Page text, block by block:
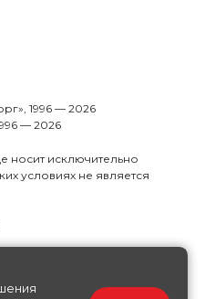
1996 — 2026
— 2026
носит исключительно
условиях не является